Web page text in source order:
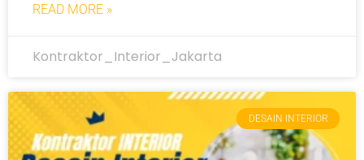
READ MORE »
Kontraktor_Interior_Jakarta
DESAIN INTERIOR